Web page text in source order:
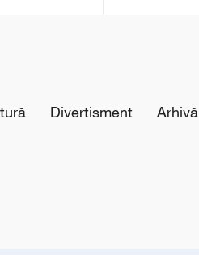
Divertisment Arhivă